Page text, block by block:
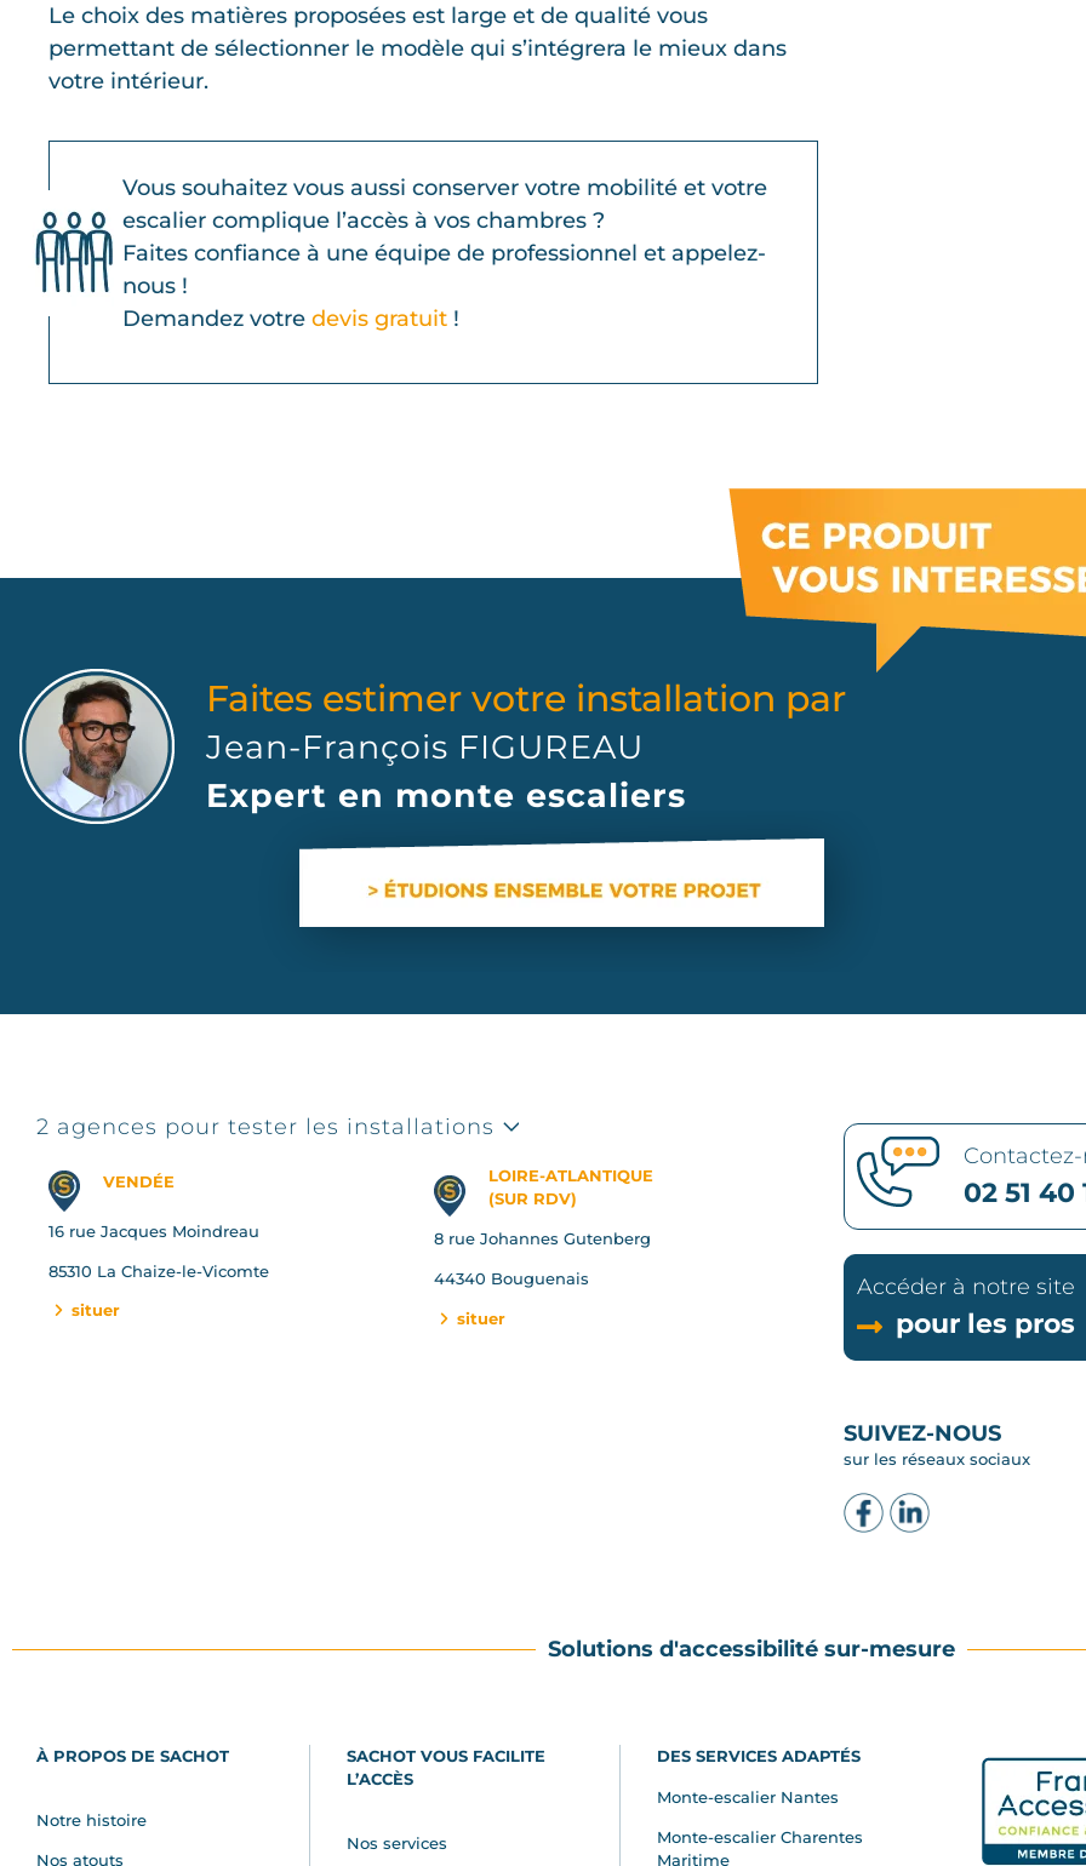
Le choix des matières proposées est large et de qualité vous
permettant de sélectionner le modèle qui s’intégrera le mieux dans
votre intérieur.
Vous souhaitez vous aussi conserver votre mobilité et votre
escalier complique l’accès à vos chambres ?
Faites confiance à une équipe de professionnel et appelez-
nous !
Demandez votre devis gratuit !
Faites estimer votre installation par
Jean-François FIGUREAU
Expert en monte escaliers
2 agences pour tester les installations
VENDÉE
16 rue Jacques Moindreau
85310 La Chaize-le-Vicomte
situer
LOIRE-ATLANTIQUE
(SUR RDV)
8 rue Johannes Gutenberg
44340 Bouguenais
situer
02 51 40
Accéder à notre site
pour les pros
SUIVEZ-NOUS
sur les réseaux sociaux
Solutions d'accessibilité sur-mesure
À PROPOS DE SACHOT
Notre histoire
Nos atouts
SACHOT VOUS FACILITE
L’ACCÈS
Nos services
DES SERVICES ADAPTÉS
Monte-escalier Nantes
Monte-escalier Charentes
Maritime